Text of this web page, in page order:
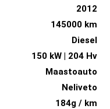
2012
145000 km
Diesel
150 kW | 204 Hv
Maastoauto
Neliveto
184g / km